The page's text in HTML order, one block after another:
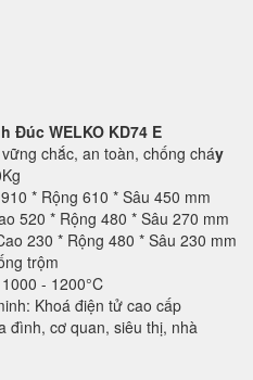
Đúc WELKO KD74 E
chắc, an toàn, chống cháy
* Rộng 610 * Sâu 450 mm
520 * Rộng 480 * Sâu 270 mm
230 * Rộng 480 * Sâu 230 mm
trộm
- 1200°C
Khoá điện tử cao cấp
đình, cơ quan, siêu thị, nhà